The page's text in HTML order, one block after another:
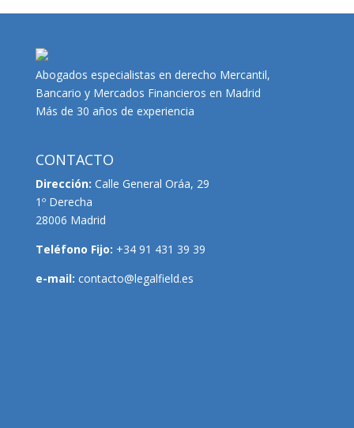
Abogados especialistas en derecho Mercantil,
Bancario y Mercados Financieros en Madrid
Más de 30 años de experiencia
CONTACTO
Dirección: Calle General Oráa, 29
1º Derecha
28006 Madrid
Teléfono Fijo: +34 91 431 39 39
e-mail: contacto@legalfield.es